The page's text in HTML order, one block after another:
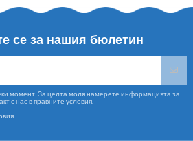
се за нашия бюлетин
момент. За целта моля намерете информацията за
с нас в правните условия.